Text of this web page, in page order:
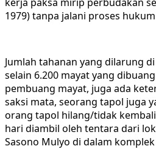
1979) tanpa jalani proses
Jumlah tahanan yang dilarung
selain 6.200 mayat yang
pembuang mayat, juga ada
saksi mata, seorang tapol juga
orang tapol hilang/tidak
hari diambil oleh tentara dari
Sasono Mulyo di dalam